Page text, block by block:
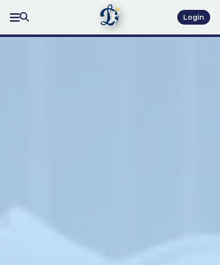
Login